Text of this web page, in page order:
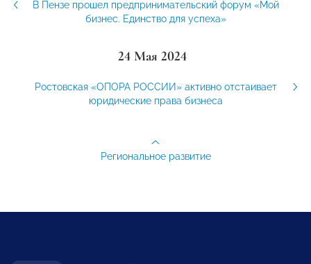
В Пензе прошел предпринимательский форум «Мой
бизнес. Единство для успеха»
24 Мая 2024
Ростовская «ОПОРА РОССИИ» активно отстаивает
юридические права бизнеса
Региональное развитие